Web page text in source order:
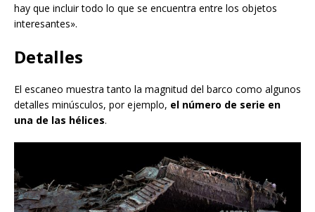
hay que incluir todo lo que se encuentra entre los objetos
interesantes».
Detalles
El escaneo muestra tanto la magnitud del barco como algunos
detalles minúsculos, por ejemplo, el número de serie en
una de las hélices.